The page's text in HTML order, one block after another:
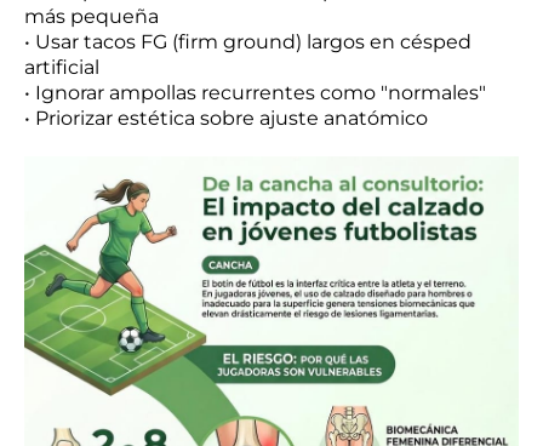
más pequeña
• Usar tacos FG (firm ground) largos en césped
artificial
• Ignorar ampollas recurrentes como "normales"
• Priorizar estética sobre ajuste anatómico